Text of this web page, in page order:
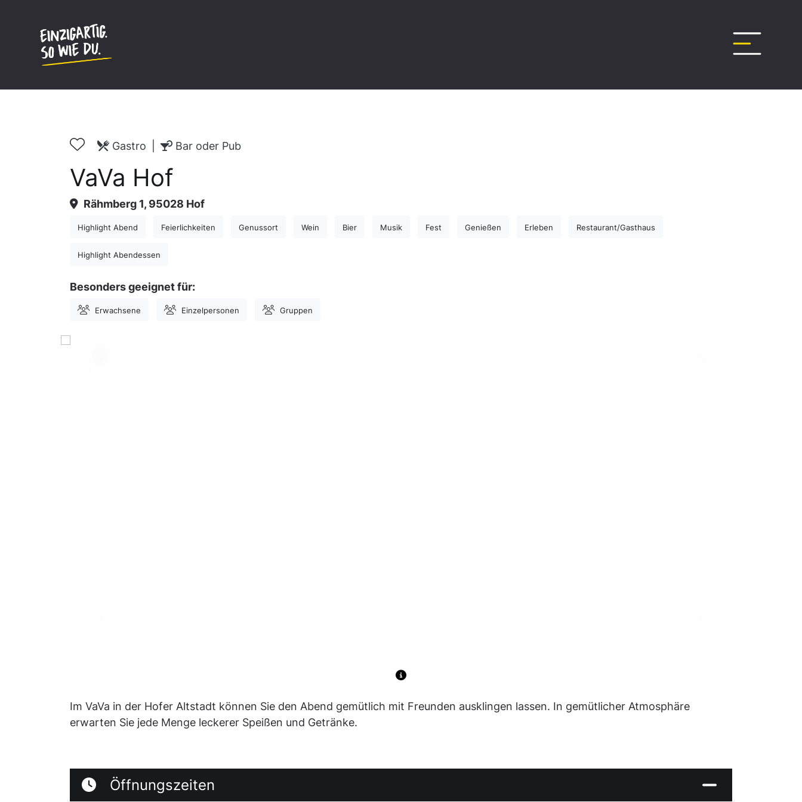
Gastro Bar oder Pub
VaVa Hof
Rähmberg 1, 95028 Hof
Highlight Abend Feierlichkeiten Genussort Wein Bier Musik Fest Genießen Erleben Restaurant/Gasthaus
Highlight Abendessen
Besonders geeignet für:
Erwachsene Einzelpersonen Gruppen
Im VaVa in der Hofer Altstadt können Sie den Abend gemütlich mit Freunden ausklingen lassen. In gemütlicher Atmosphäre
erwarten Sie jede Menge leckerer Speißen und Getränke.
Öffnungszeiten